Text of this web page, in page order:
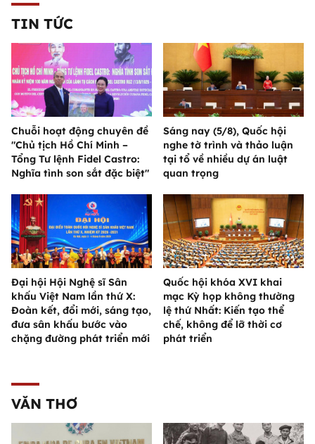
TIN TỨC
Chuỗi hoạt động chuyên đề
"Chủ tịch Hồ Chí Minh –
Tổng Tư lệnh Fidel Castro:
Nghĩa tình son sắt đặc biệt"
Sáng nay (5/8), Quốc hội
nghe tờ trình và thảo luận
tại tổ về nhiều dự án luật
quan trọng
Đại hội Hội Nghệ sĩ Sân
khấu Việt Nam lần thứ X:
Đoàn kết, đổi mới, sáng tạo,
đưa sân khấu bước vào
chặng đường phát triển mới
Quốc hội khóa XVI khai
mạc Kỳ họp không thường
lệ thứ Nhất: Kiến tạo thể
chế, không để lỡ thời cơ
phát triển
VĂN THƠ